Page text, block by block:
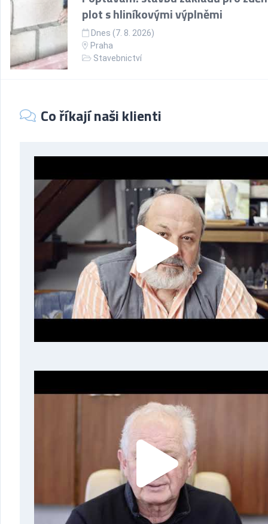
plot s hliníkovými výplněmi
Dnes (7. 8. 2026)
Praha
Stavebnictví
Co říkají naši klienti